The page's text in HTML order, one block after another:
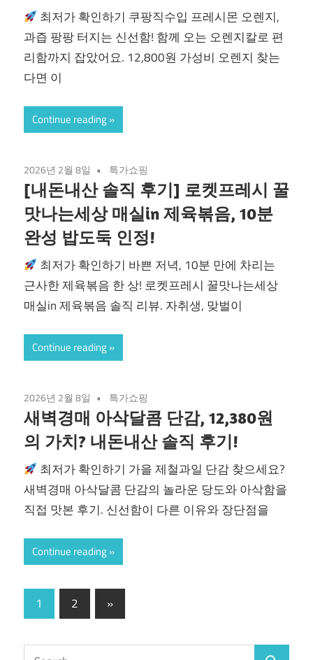
최저가 확인하기 쿠팡직수입 프레시몬 오렌지,
과즙 팡팡 터지는 신선함! 함께 오는 오렌지칼로 편
리함까지 잡았어요. 12,800원 가성비 오렌지 찾는
다면 이
Continue reading
2026년 2월 8일 특가쇼핑
[내돈내산 솔직 후기] 로켓프레시 꿀
맛나는세상 매실in 제육볶음, 10분
완성 밥도둑 인정!
최저가 확인하기 바쁜 저녁, 10분 만에 차리는
근사한 제육볶음 한 상! 로켓프레시 꿀맛나는세상
매실in 제육볶음 솔직 리뷰. 자취생, 맞벌이
Continue reading
2026년 2월 8일 특가쇼핑
새벽경매 아삭달콤 단감, 12,380원
의 가치? 내돈내산 솔직 후기!
최저가 확인하기 가을 제철과일 단감 찾으세요?
새벽경매 아삭달콤 단감의 놀라운 당도와 아삭함을
직접 맛본 후기. 신선함이 다른 이유와 장단점을
Continue reading
글
페
1 2
Next
Posts
»
Search